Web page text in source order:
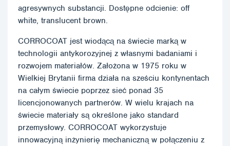
agresywnych substancji. Dostępne odcienie: off
white, translucent brown.
CORROCOAT jest wiodącą na świecie marką w
technologii antykorozyjnej z własnymi badaniami i
rozwojem materiałów. Założona w 1975 roku w
Wielkiej Brytanii firma działa na sześciu kontynentach
na całym świecie poprzez sieć ponad 35
licencjonowanych partnerów. W wielu krajach na
świecie materiały są określone jako standard
przemysłowy. CORROCOAT wykorzystuje
innowacyjną inżynierię mechaniczną w połączeniu z